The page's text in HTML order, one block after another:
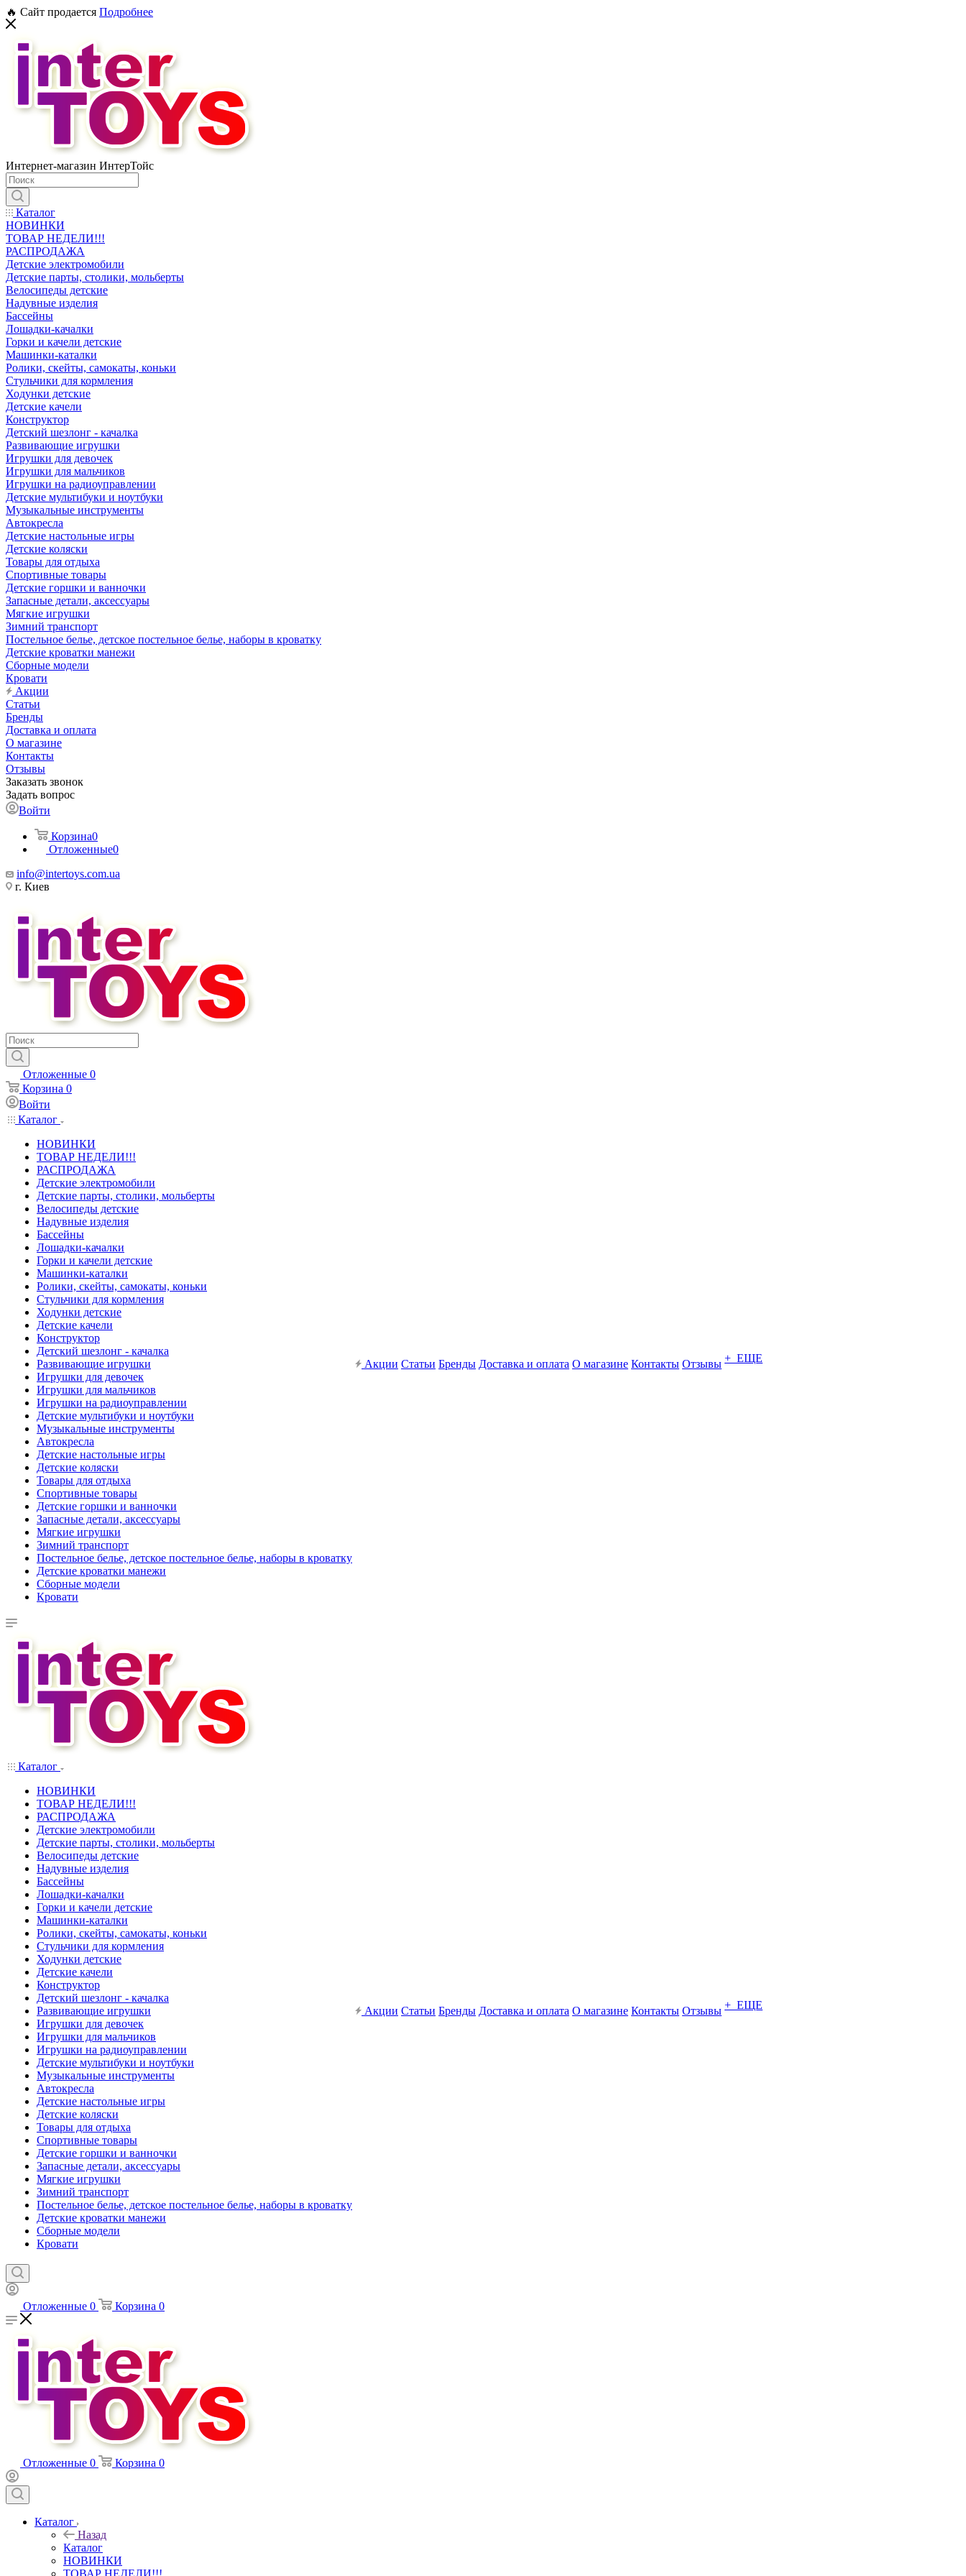
🔥 Сайт продается Подробнее
Интернет-магазин ИнтерТойс
Каталог
НОВИНКИ
ТОВАР НЕДЕЛИ!!!
РАСПРОДАЖА
Детские электромобили
Детские парты, столики, мольберты
Велосипеды детские
Надувные изделия
Бассейны
Лошадки-качалки
Горки и качели детские
Машинки-каталки
Ролики, скейты, самокаты, коньки
Стульчики для кормления
Ходунки детские
Детские качели
Конструктор
Детский шезлонг - качалка
Развивающие игрушки
Игрушки для девочек
Игрушки для мальчиков
Игрушки на радиоуправлении
Детские мультибуки и ноутбуки
Музыкальные инструменты
Автокресла
Детские настольные игры
Детские коляски
Товары для отдыха
Спортивные товары
Детские горшки и ванночки
Запасные детали, аксессуары
Мягкие игрушки
Зимний транспорт
Постельное белье, детское постельное белье, наборы в кроватку
Детские кроватки манежи
Сборные модели
Кровати
Акции
Статьи
Бренды
Доставка и оплата
О магазине
Контакты
Отзывы
Заказать звонок
Задать вопрос
Войти
Корзина0
Отложенные0
info@intertoys.com.ua
г. Киев
Отложенные 0
Корзина 0
Войти
Каталог
НОВИНКИ
ТОВАР НЕДЕЛИ!!!
РАСПРОДАЖА
Детские электромобили
Детские парты, столики, мольберты
Велосипеды детские
Надувные изделия
Бассейны
Лошадки-качалки
Горки и качели детские
Машинки-каталки
Ролики, скейты, самокаты, коньки
Стульчики для кормления
Ходунки детские
Детские качели
Конструктор
Детский шезлонг - качалка
Развивающие игрушки
Игрушки для девочек
Игрушки для мальчиков
Игрушки на радиоуправлении
Детские мультибуки и ноутбуки
Музыкальные инструменты
Автокресла
Детские настольные игры
Детские коляски
Товары для отдыха
Спортивные товары
Детские горшки и ванночки
Запасные детали, аксессуары
Мягкие игрушки
Зимний транспорт
Постельное белье, детское постельное белье, наборы в кроватку
Детские кроватки манежи
Сборные модели
Кровати
Акции Статьи Бренды Доставка и оплата О магазине Контакты Отзывы + ЕЩЕ
Каталог
НОВИНКИ
ТОВАР НЕДЕЛИ!!!
РАСПРОДАЖА
Детские электромобили
Детские парты, столики, мольберты
Велосипеды детские
Надувные изделия
Бассейны
Лошадки-качалки
Горки и качели детские
Машинки-каталки
Ролики, скейты, самокаты, коньки
Стульчики для кормления
Ходунки детские
Детские качели
Конструктор
Детский шезлонг - качалка
Развивающие игрушки
Игрушки для девочек
Игрушки для мальчиков
Игрушки на радиоуправлении
Детские мультибуки и ноутбуки
Музыкальные инструменты
Автокресла
Детские настольные игры
Детские коляски
Товары для отдыха
Спортивные товары
Детские горшки и ванночки
Запасные детали, аксессуары
Мягкие игрушки
Зимний транспорт
Постельное белье, детское постельное белье, наборы в кроватку
Детские кроватки манежи
Сборные модели
Кровати
Акции Статьи Бренды Доставка и оплата О магазине Контакты Отзывы + ЕЩЕ
Отложенные 0 Корзина 0
Отложенные 0 Корзина 0
Каталог
Назад
Каталог
НОВИНКИ
ТОВАР НЕДЕЛИ!!!